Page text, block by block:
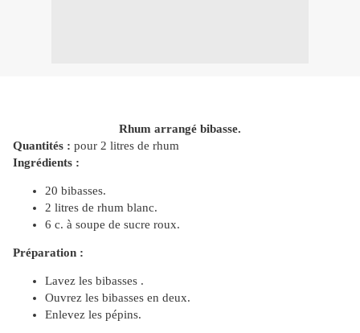
Rhum arrangé bibasse.
Quantités : pour 2 litres de rhum
Ingrédients :
20 bibasses.
2 litres de rhum blanc.
6 c. à soupe de sucre roux.
Préparation :
Lavez les bibasses .
Ouvrez les bibasses en deux.
Enlevez les pépins.